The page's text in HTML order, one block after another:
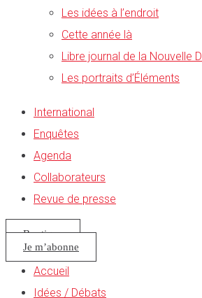
Les idées à l’endroit
Cette année là
Libre journal de la Nouvelle
Les portraits d’Éléments
International
Enquêtes
Agenda
Collaborateurs
Revue de presse
Boutique
Je m’abonne
Accueil
Idées / Débats